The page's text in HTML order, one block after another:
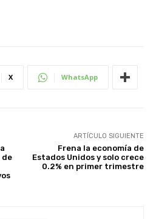
X WhatsApp
de
ARTÍCULO SIGUIENTE
Frena la economía de
Estados Unidos y solo crece
0.2% en primer trimestre